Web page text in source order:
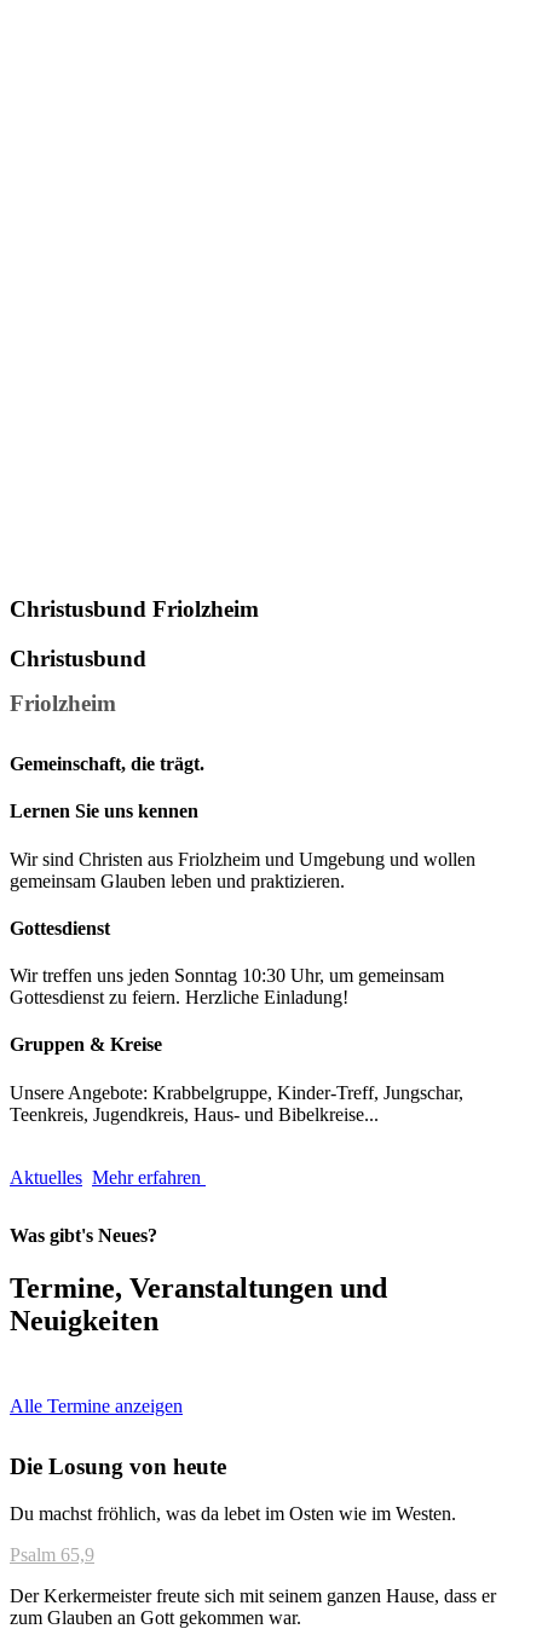
Christusbund Friolzheim
Christusbund
Friolzheim
Gemeinschaft, die trägt.
Lernen Sie uns kennen
Wir sind Christen aus Friolzheim und Umgebung und wollen
gemeinsam Glauben leben und praktizieren.
Gottesdienst
Wir treffen uns jeden Sonntag 10:30 Uhr, um gemeinsam
Gottesdienst zu feiern. Herzliche Einladung!
Gruppen & Kreise
Unsere Angebote: Krabbelgruppe, Kinder-Treff, Jungschar,
Teenkreis, Jugendkreis, Haus- und Bibelkreise...
Aktuelles Mehr erfahren
Was gibt's Neues?
Termine, Veranstaltungen und
Neuigkeiten
Alle Termine anzeigen
Die Losung von heute
Du machst fröhlich, was da lebet im Osten wie im Westen.
Psalm 65,9
Der Kerkermeister freute sich mit seinem ganzen Hause, dass er
zum Glauben an Gott gekommen war.